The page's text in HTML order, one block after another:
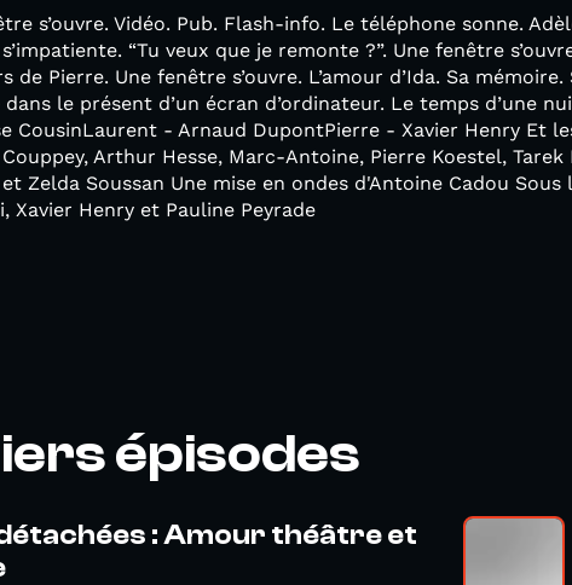
s’ouvre. Vidéo. Pub. Flash-info. Le téléphone sonne.
“Tu veux que je remonte ?”. Une fenêtre
de Pierre. Une fenêtre s’ouvre. L’amour d’Ida. Sa
le présent d’un écran d’ordinateur. Le temps d’une
CousinLaurent - Arnaud DupontPierre - Xavier Henry Et
Arthur Hesse, Marc-Antoine, Pierre Koestel, Tarek
et Zelda Soussan Une mise en ondes d'Antoine Cadou
Xavier Henry et Pauline Peyrade
épisodes
: Amour théâtre et